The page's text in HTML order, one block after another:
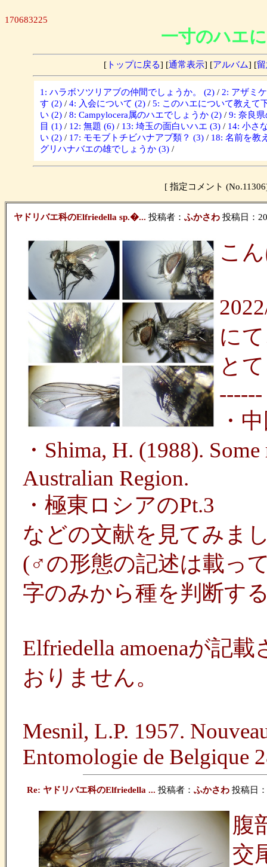
170683225
一寸のハエ
[トップに戻る] [通常表示] [アルバム] [
1: ハラボソツリアブの仲間でしょうか。 (2) / 2: アザミ
す (2) / 4: 入会について (2) / 5: このハエについて教えて
い (2) / 8: Campylocera属のハエでしょうか (2) / 9: 奈良
目 (1) / 12: 無題 (6) / 13: 埼玉の面白いハエ (3) / 14: 小さ
い (2) / 17: モモブトチビハナアブ類？ (3) / 18: 名前を教
グリハナバエの雄でしょうか (3) /
[ 指定コメント
ヤドリバエ科のElfriedella sp.�... 投稿者： ふかさわ 投稿日：
こ
に
と
------
・
・Shima, H. (1988).
Australian Region.
・極東ロシアのPt.3
などの文献を見てみま
(♂の形態の記述は載っ
字のみから種を判断す
Elfriedella amoenaが記
おりません。
Mesnil, L.P. 1957.
Entomologie de Belgique
Re: ヤドリバエ科のElfriedella ... 投稿者： ふかさわ 投稿日
腹
交